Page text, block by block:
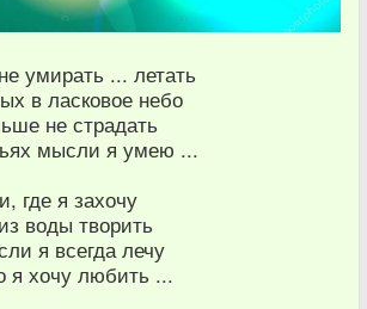
умирать ... летать
в ласковое небо
не страдать
мысли я умею ...
где я захочу
воды творить
я всегда лечу
я хочу любить ...